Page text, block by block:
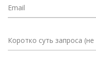
Email
Коротко суть запроса